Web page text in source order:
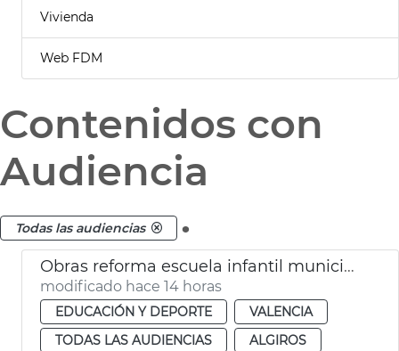
Vivienda
Web FDM
Contenidos con
Audiencia
Todas las audiencias .
Obras reforma escuela infantil municipal Pardalets
modificado hace 14 horas
EDUCACIÓN Y DEPORTE
VALENCIA
TODAS LAS AUDIENCIAS
ALGIROS